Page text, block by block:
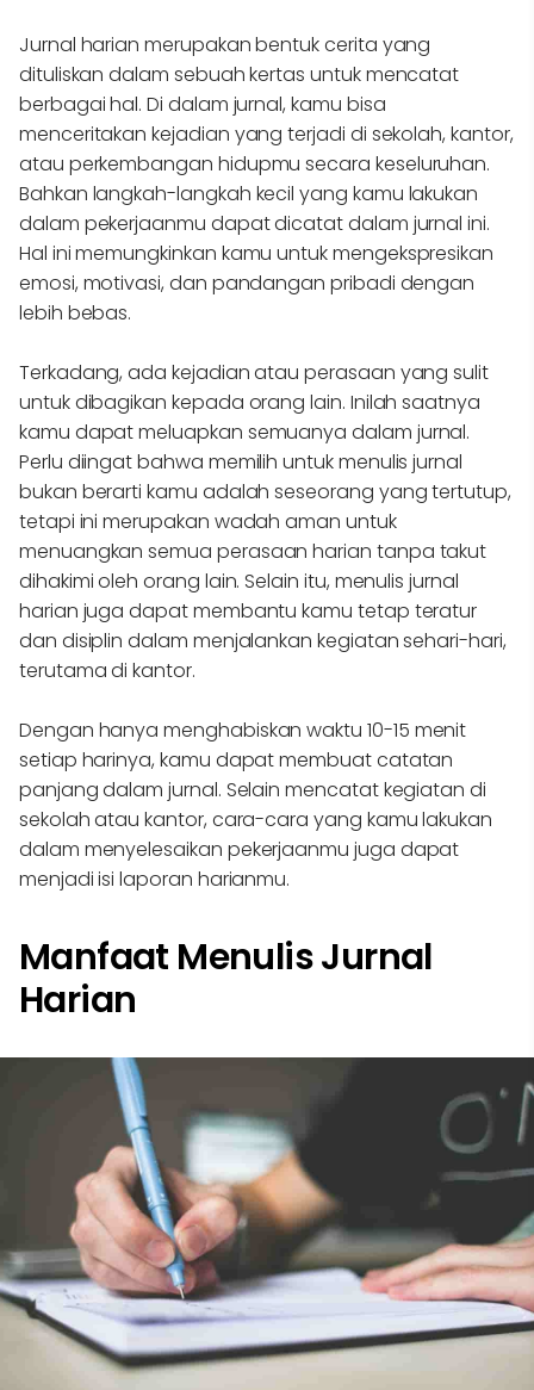
Jurnal harian merupakan bentuk cerita yang
dituliskan dalam sebuah kertas untuk mencatat
berbagai hal. Di dalam jurnal, kamu bisa
menceritakan kejadian yang terjadi di sekolah, kantor,
atau perkembangan hidupmu secara keseluruhan.
Bahkan langkah-langkah kecil yang kamu lakukan
dalam pekerjaanmu dapat dicatat dalam jurnal ini.
Hal ini memungkinkan kamu untuk mengekspresikan
emosi, motivasi, dan pandangan pribadi dengan
lebih bebas.
Terkadang, ada kejadian atau perasaan yang sulit
untuk dibagikan kepada orang lain. Inilah saatnya
kamu dapat meluapkan semuanya dalam jurnal.
Perlu diingat bahwa memilih untuk menulis jurnal
bukan berarti kamu adalah seseorang yang tertutup,
tetapi ini merupakan wadah aman untuk
menuangkan semua perasaan harian tanpa takut
dihakimi oleh orang lain. Selain itu, menulis jurnal
harian juga dapat membantu kamu tetap teratur
dan disiplin dalam menjalankan kegiatan sehari-hari,
terutama di kantor.
Dengan hanya menghabiskan waktu 10-15 menit
setiap harinya, kamu dapat membuat catatan
panjang dalam jurnal. Selain mencatat kegiatan di
sekolah atau kantor, cara-cara yang kamu lakukan
dalam menyelesaikan pekerjaanmu juga dapat
menjadi isi laporan harianmu.
Manfaat Menulis Jurnal
Harian